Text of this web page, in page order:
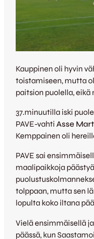
Kauppinen oli hyvin
toistamiseen, mutta
paitsion puolella, eikä
37.minuutilla iski
PAVE-vahti Asse
Kemppainen oli
PAVE sai
maalipaikkoja
tolppaan, mutta sen
lopulta koko iltana
Vielä ensimmäisellä
päässä, kun